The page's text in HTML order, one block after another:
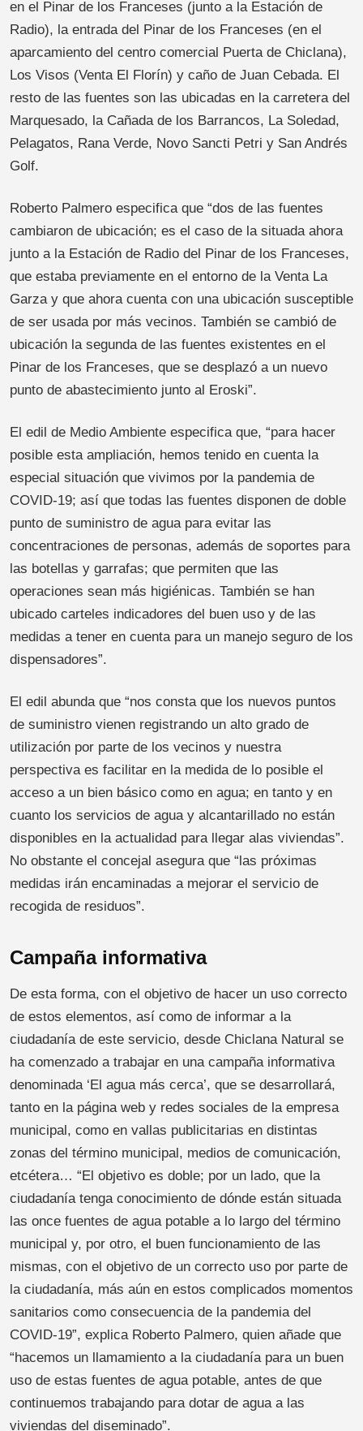
en el Pinar de los Franceses (junto a la Estación de
Radio), la entrada del Pinar de los Franceses (en el
aparcamiento del centro comercial Puerta de Chiclana),
Los Visos (Venta El Florín) y caño de Juan Cebada. El
resto de las fuentes son las ubicadas en la carretera del
Marquesado, la Cañada de los Barrancos, La Soledad,
Pelagatos, Rana Verde, Novo Sancti Petri y San Andrés
Golf.
Roberto Palmero especifica que “dos de las fuentes
cambiaron de ubicación; es el caso de la situada ahora
junto a la Estación de Radio del Pinar de los Franceses,
que estaba previamente en el entorno de la Venta La
Garza y que ahora cuenta con una ubicación susceptible
de ser usada por más vecinos. También se cambió de
ubicación la segunda de las fuentes existentes en el
Pinar de los Franceses, que se desplazó a un nuevo
punto de abastecimiento junto al Eroski”.
El edil de Medio Ambiente especifica que, “para hacer
posible esta ampliación, hemos tenido en cuenta la
especial situación que vivimos por la pandemia de
COVID-19; así que todas las fuentes disponen de doble
punto de suministro de agua para evitar las
concentraciones de personas, además de soportes para
las botellas y garrafas; que permiten que las
operaciones sean más higiénicas. También se han
ubicado carteles indicadores del buen uso y de las
medidas a tener en cuenta para un manejo seguro de los
dispensadores”.
El edil abunda que “nos consta que los nuevos puntos
de suministro vienen registrando un alto grado de
utilización por parte de los vecinos y nuestra
perspectiva es facilitar en la medida de lo posible el
acceso a un bien básico como en agua; en tanto y en
cuanto los servicios de agua y alcantarillado no están
disponibles en la actualidad para llegar alas viviendas”.
No obstante el concejal asegura que “las próximas
medidas irán encaminadas a mejorar el servicio de
recogida de residuos”.
Campaña informativa
De esta forma, con el objetivo de hacer un uso correcto
de estos elementos, así como de informar a la
ciudadanía de este servicio, desde Chiclana Natural se
ha comenzado a trabajar en una campaña informativa
denominada ‘El agua más cerca’, que se desarrollará,
tanto en la página web y redes sociales de la empresa
municipal, como en vallas publicitarias en distintas
zonas del término municipal, medios de comunicación,
etcétera… “El objetivo es doble; por un lado, que la
ciudadanía tenga conocimiento de dónde están situada
las once fuentes de agua potable a lo largo del término
municipal y, por otro, el buen funcionamiento de las
mismas, con el objetivo de un correcto uso por parte de
la ciudadanía, más aún en estos complicados momentos
sanitarios como consecuencia de la pandemia del
COVID-19”, explica Roberto Palmero, quien añade que
“hacemos un llamamiento a la ciudadanía para un buen
uso de estas fuentes de agua potable, antes de que
continuemos trabajando para dotar de agua a las
viviendas del diseminado”.